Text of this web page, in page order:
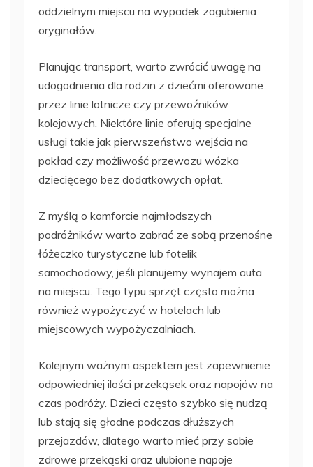
oddzielnym miejscu na wypadek zagubienia
oryginałów.
Planując transport, warto zwrócić uwagę na
udogodnienia dla rodzin z dziećmi oferowane
przez linie lotnicze czy przewoźników
kolejowych. Niektóre linie oferują specjalne
usługi takie jak pierwszeństwo wejścia na
pokład czy możliwość przewozu wózka
dziecięcego bez dodatkowych opłat.
Z myślą o komforcie najmłodszych
podróżników warto zabrać ze sobą przenośne
łóżeczko turystyczne lub fotelik
samochodowy, jeśli planujemy wynajem auta
na miejscu. Tego typu sprzęt często można
również wypożyczyć w hotelach lub
miejscowych wypożyczalniach.
Kolejnym ważnym aspektem jest zapewnienie
odpowiedniej ilości przekąsek oraz napojów na
czas podróży. Dzieci często szybko się nudzą
lub stają się głodne podczas dłuższych
przejazdów, dlatego warto mieć przy sobie
zdrowe przekąski oraz ulubione napoje